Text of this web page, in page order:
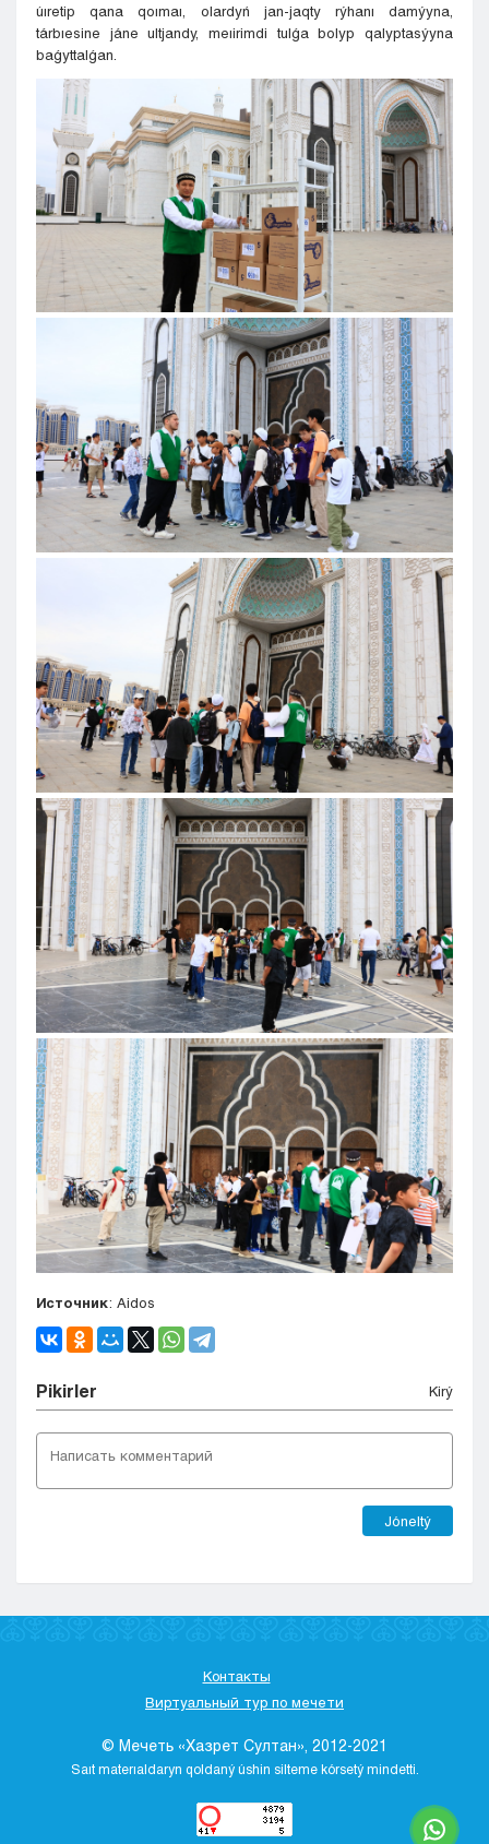
úıretip qana qoımaı, olardyń jan-jaqty rýhanı damýyna,
tárbıesine jáne ultjandy, meıirimdi tulǵa bolyp qalyptasýyna
baǵyttalǵan.
Источник: Aidos
Pіkіrler Kіrý
Jóneltý
Контакты
Виртуальный тур по мечети
© Мечеть «Хазрет Султан», 2012-2021
Saıt materıaldaryn qoldaný úshіn sіlteme kórsetý mіndettі.